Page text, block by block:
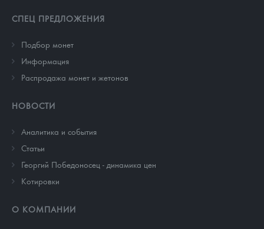
СПЕЦ ПРЕДЛОЖЕНИЯ
Подбор монет
Информация
Распродажа монет и жетонов
НОВОСТИ
Аналитика и события
Cтатьи
Георгий Победоносец - динамика цен
Котировки
О КОМПАНИИ